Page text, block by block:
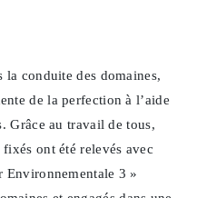
la conduite des domaines,
de la perfection à l’aide
Grâce au travail de tous,
ont été relevés avec
Environnementale 3 »